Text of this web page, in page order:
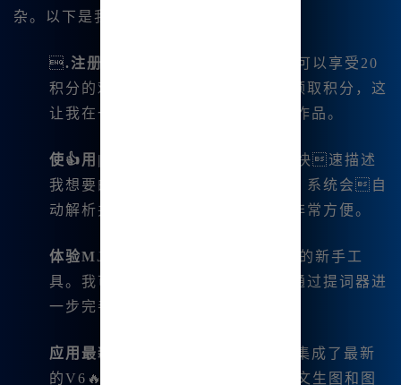
杂。以下是我个人的一些使用技巧：
.注册并领积分
：一开始我注册后可以享受20
积分的欢迎优惠，之后还可以每日领取积分，这
让我在一年内免费的画出1825😊张作品。
使👍用|中文指令
：我通常用关键词快速描述
我想要的图像，比如“冬天的乡村”，系统会自
动解析并生成相关的图像，这点非常方便。
体验MJ提词器
：这是一个极其友好的新手工
具。我可以逐步输入我的创意，再通过提词器进
一步完善我的想法。
应用最新😊技术
：Midjourney已经集成了最新
的V6🔥.1版本和niji6版本，支持文生图和图